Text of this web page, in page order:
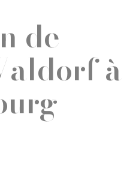
de
à